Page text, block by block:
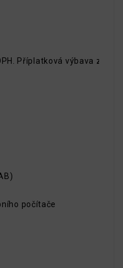
Příplatková výbava
počítače